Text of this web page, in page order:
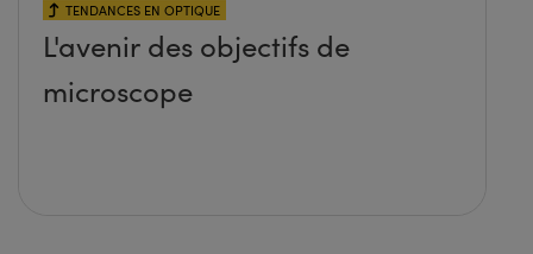
TENDANCES EN OPTIQUE
L'avenir des objectifs de
microscope